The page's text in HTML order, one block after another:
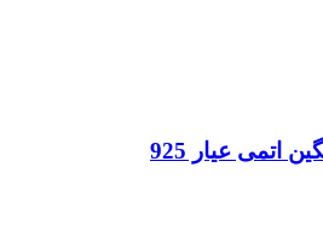
اتمی عیار 925